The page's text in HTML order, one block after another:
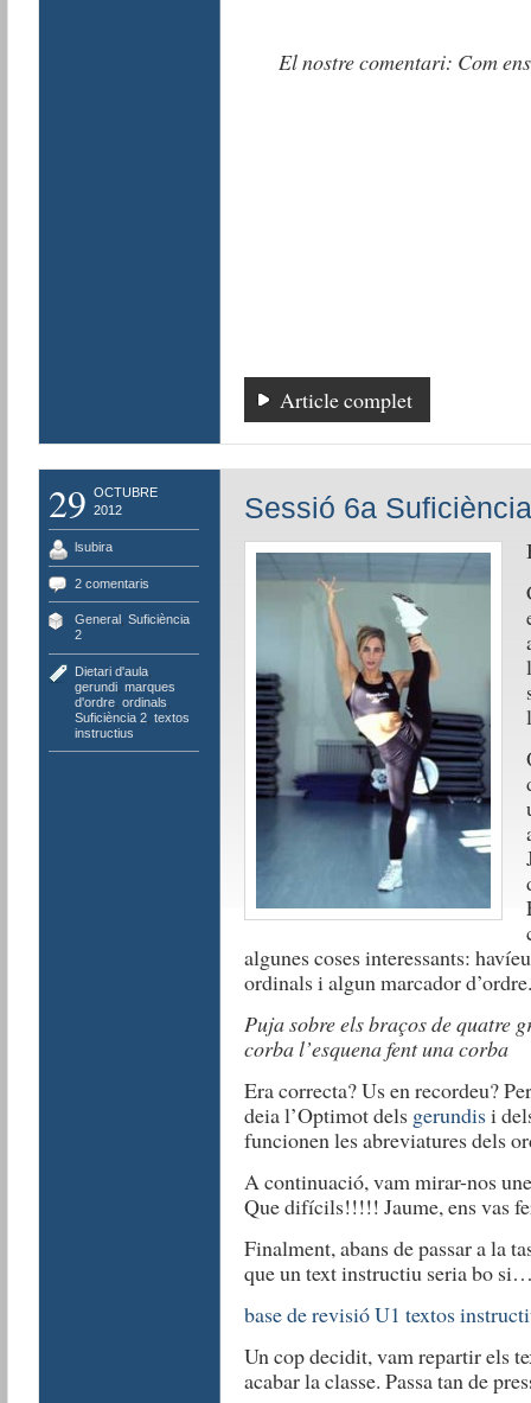
El nostre comentari: Com
Article complet
29 OCTUBRE
2012
lsubira
2 comentaris
General , Suficiència
2
Dietari d'aula,
gerundi, marques
d'ordre, ordinals
Suficiència 2, textos
instructius
Sessió 6a
algunes coses interessants:
ordinals i algun marcador
Puja sobre els braços de quatre
corba l’esquena fent una corba
Era correcta? Us en recordeu?
deia l’Optimot dels gerundisi
funcionen les abreviatures dels
A continuació, vam mirar-nos
Que difícils!!!!! Jaume, ens vas
Finalment, abans de passar a la
que un text instructiu seria bo
base de revisió U1 textos
Un cop decidit, vam repartir els
acabar la classe. Passa tan de